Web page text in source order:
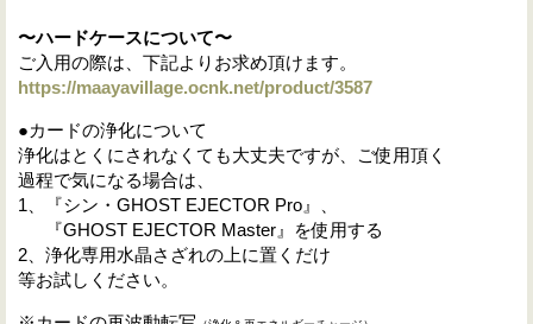
〜ハードケースについて〜
ご入用の際は、下記よりお求め頂けます。
https://maayavillage.ocnk.net/product/3587
●カードの浄化について
浄化はとくにされなくても大丈夫ですが、ご使用頂く
過程で気になる場合は、
1、『シン・GHOST EJECTOR Pro』、
『GHOST EJECTOR Master』を使用する
2、浄化専用水晶さざれの上に置くだけ
等お試しください。